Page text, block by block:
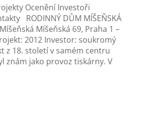
Ocenění Investoři
RODINNÝ DŮM MÍŠEŇSKÁ
Míšeňská 69, Praha 1 –
2012 Investor: soukromý
z 18. století v samém centru
znám jako provoz tiskárny. V